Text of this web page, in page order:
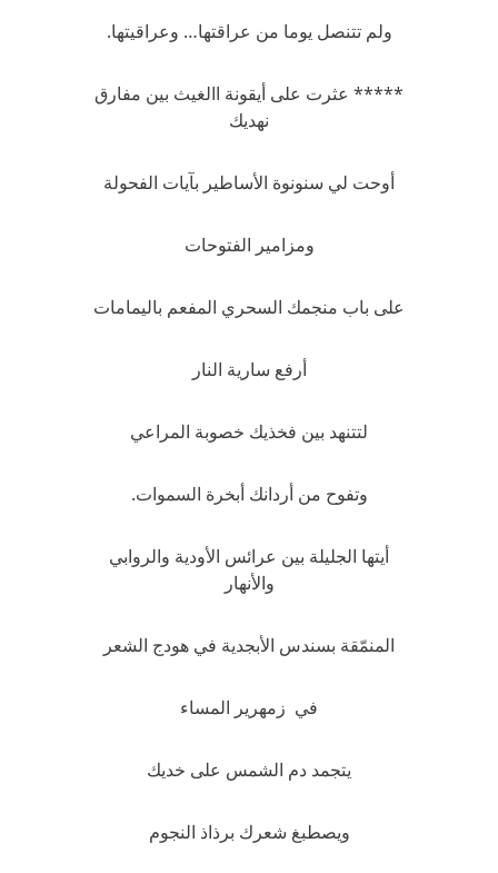
ولم تتنصل يوما من عراقتها… وعراقيتها.
***** عثرت على أيقونة االغيث بين مفارق
نهديك
أوحت لي سنونوة الأساطير بآيات الفحولة
ومزامير الفتوحات
على باب منجمك السحري المفعم باليمامات
أرفع سارية النار
لتتنهد بين فخذيك خصوبة المراعي
وتفوح من أردانك أبخرة السموات.
أيتها الجليلة بين عرائس الأودية والروابي
والأنهار
المنمّقة بسندس الأبجدية في هودج الشعر
في زمهرير المساء
يتجمد دم الشمس على خديك
ويصطبغ شعرك برذاذ النجوم